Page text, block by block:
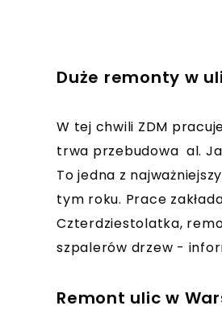
Duże remonty w
W tej chwili ZDM
trwa przebudowa al.
To jedna z
tym roku. Prace
Czterdziestolatka,
szpalerów drzew -
Remont ulic w